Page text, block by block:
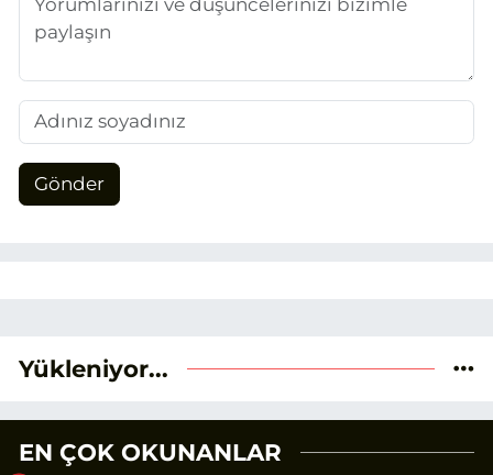
Gönder
Yükleniyor...
EN ÇOK OKUNANLAR